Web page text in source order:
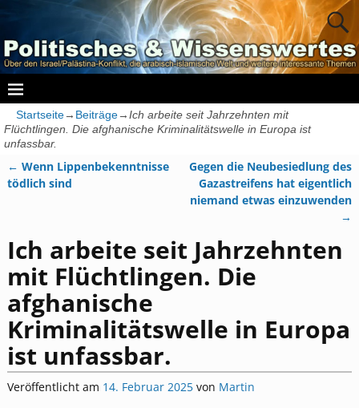
Startseite→ Beiträge→Ich arbeite seit Jahrzehnten mit
Flüchtlingen. Die afghanische Kriminalitätswelle in Europa ist
unfassbar.
Artikelnavigation
← Wenn Lippenbekenntnisse
tödlich sind
Gegen die Neubesiedlung des
Gazastreifens hat eigentlich
niemand etwas einzuwenden
→
Ich arbeite seit Jahrzehnten
mit Flüchtlingen. Die
afghanische
Kriminalitätswelle in Europa
ist unfassbar.
Veröffentlicht am 14. Februar 2025 von Martin